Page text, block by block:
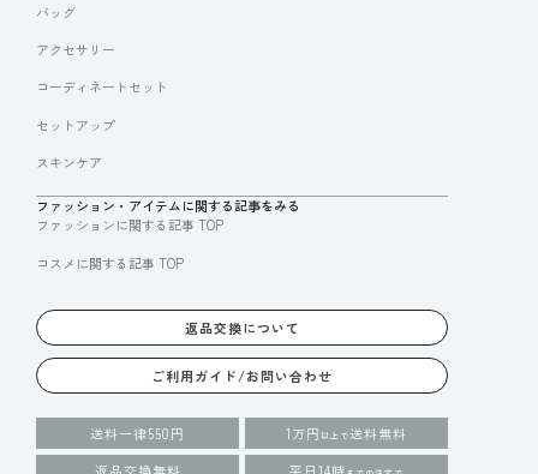
バッグ
アクセサリー
コーディネートセット
セットアップ
スキンケア
ファッション・アイテムに関する記事をみる
ファッションに関する記事 TOP
コスメに関する記事 TOP
返品交換について
ご利用ガイド/お問い合わせ
送料一律550円 1万円 以上で送料無料
返品交換無料
平日14時